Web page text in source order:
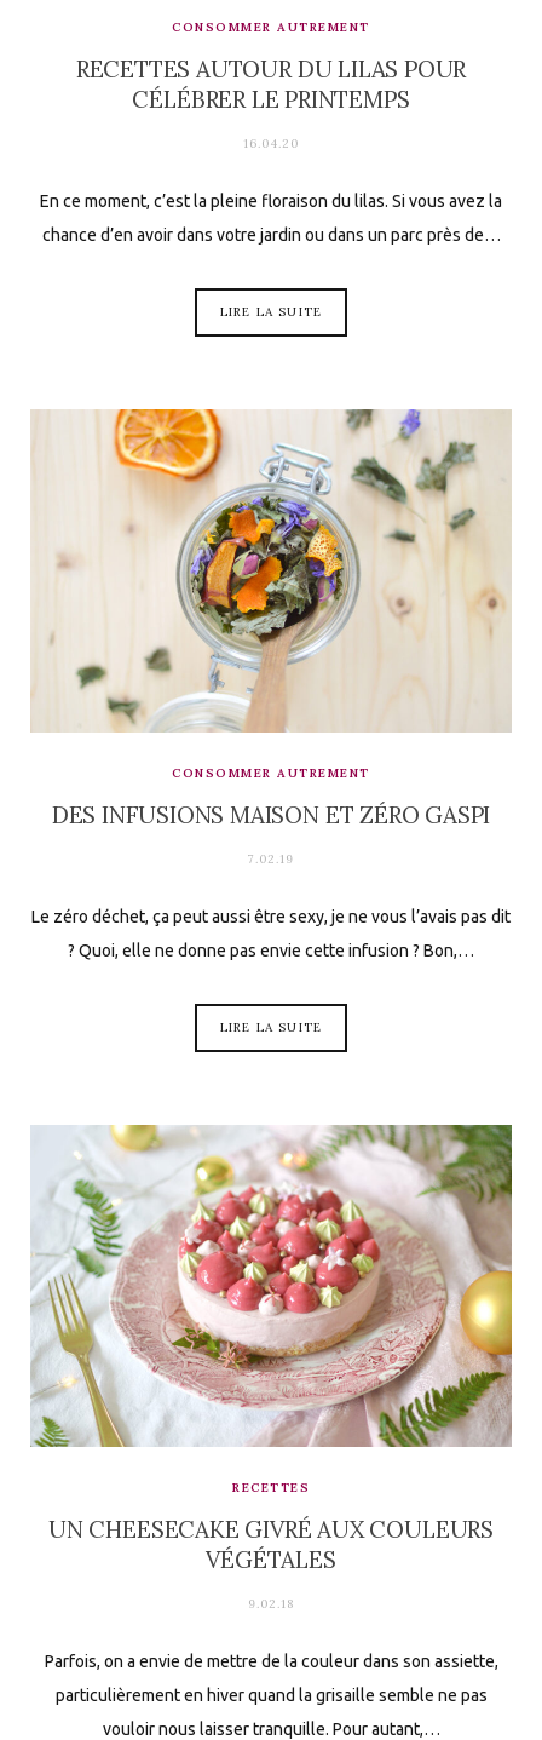
CONSOMMER AUTREMENT
RECETTES AUTOUR DU LILAS POUR
CÉLÉBRER LE PRINTEMPS
16.04.20
En ce moment, c’est la pleine floraison du lilas. Si vous avez la
chance d’en avoir dans votre jardin ou dans un parc près de…
LIRE LA SUITE
CONSOMMER AUTREMENT
DES INFUSIONS MAISON ET ZÉRO GASPI
7.02.19
Le zéro déchet, ça peut aussi être sexy, je ne vous l’avais pas dit
? Quoi, elle ne donne pas envie cette infusion ? Bon,…
LIRE LA SUITE
RECETTES
UN CHEESECAKE GIVRÉ AUX COULEURS
VÉGÉTALES
9.02.18
Parfois, on a envie de mettre de la couleur dans son assiette,
particulièrement en hiver quand la grisaille semble ne pas
vouloir nous laisser tranquille. Pour autant,…